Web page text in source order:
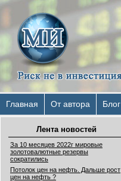
Главная От автора Блог
Лента новостей
За 10 месяцев 2022г мировые
золотовалютные резервы
сократились
Потолок цен на нефть. Дальше рост
цен на нефть ?